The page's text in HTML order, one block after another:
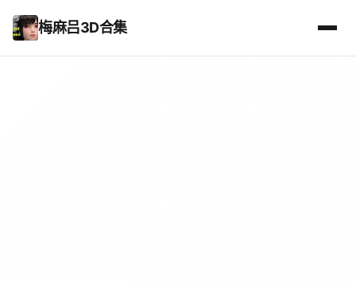
梅麻吕3D合集